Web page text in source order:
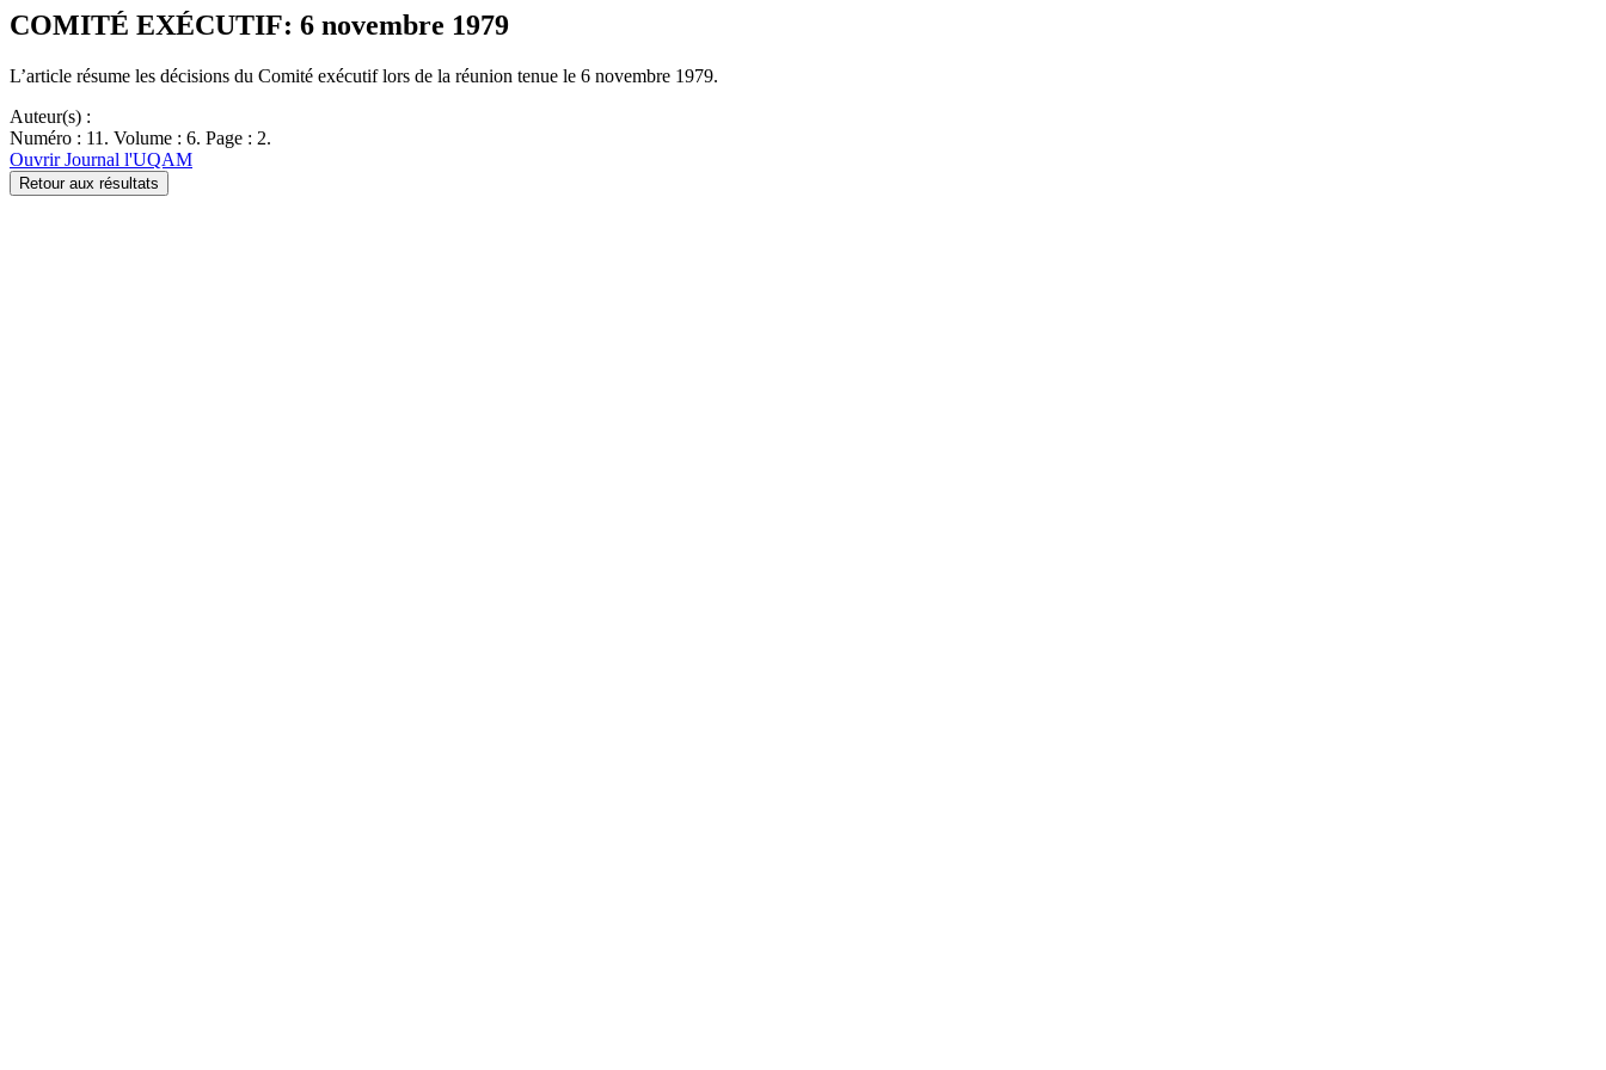
COMITÉ EXÉCUTIF: 6 novembre 1979
L’article résume les décisions du Comité exécutif lors de la réunion tenue le 6 novembre 1979.
Auteur(s) :
Numéro : 11. Volume : 6. Page : 2.
Ouvrir Journal l'UQAM
Retour aux résultats